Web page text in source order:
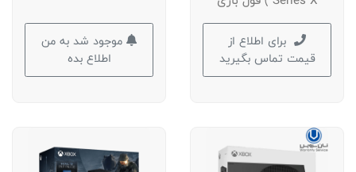
برای اطلاع از
قیمت تماس بگیرید
موجود شد به من
اطلاع بده